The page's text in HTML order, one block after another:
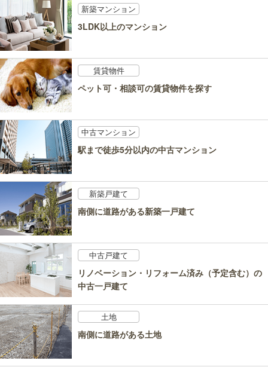
新築マンション
3LDK以上のマンション
賃貸物件
ペット可・相談可の賃貸物件を探す
中古マンション
駅まで徒歩5分以内の中古マンション
新築戸建て
南側に道路がある新築一戸建て
中古戸建て
リノベーション・リフォーム済み（予定含む）の
中古一戸建て
土地
南側に道路がある土地